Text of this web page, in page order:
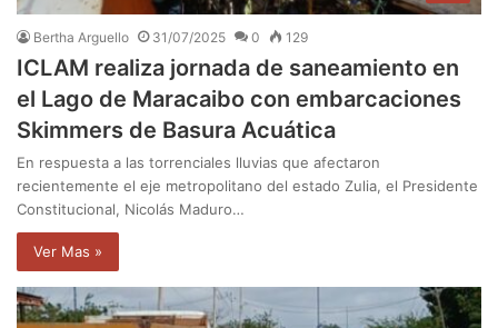
Bertha Arguello 31/07/2025 0 129
ICLAM realiza jornada de saneamiento en
el Lago de Maracaibo con embarcaciones
Skimmers de Basura Acuática
En respuesta a las torrenciales lluvias que afectaron
recientemente el eje metropolitano del estado Zulia, el Presidente
Constitucional, Nicolás Maduro…
Ver Mas »